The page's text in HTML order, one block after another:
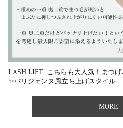
LASH LIFT こちらも大人気！まつげ
✨パリジェンヌ風立ち上げスタイ
MORE